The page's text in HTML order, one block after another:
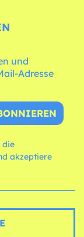
und
Adresse
die